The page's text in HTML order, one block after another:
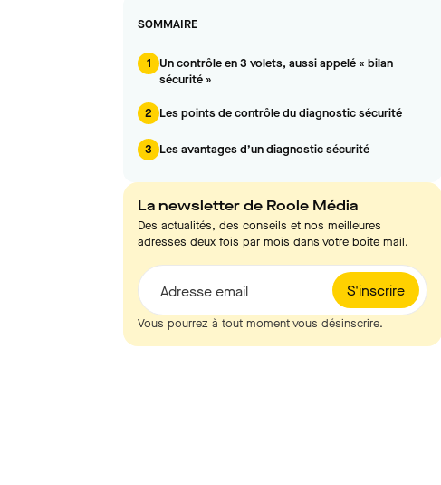
SOMMAIRE
1
Un contrôle en 3 volets, aussi appelé « bilan
sécurité »
2 Les points de contrôle du diagnostic sécurité
3 Les avantages d’un diagnostic sécurité
La newsletter de Roole Média
Des actualités, des conseils et nos meilleures
adresses deux fois par mois dans votre boîte mail.
S'inscrire
Adresse email
Vous pourrez à tout moment vous désinscrire.